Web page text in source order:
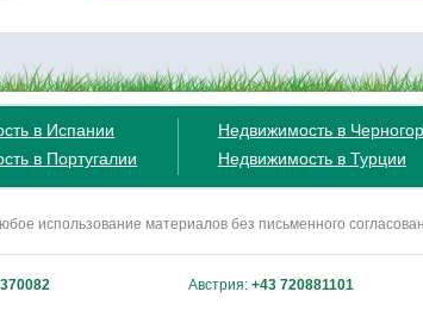
в Испании
в Португалии
Недвижимость в
Недвижимость в Турции
использование материалов без письменного
Австрия: +43 720881101